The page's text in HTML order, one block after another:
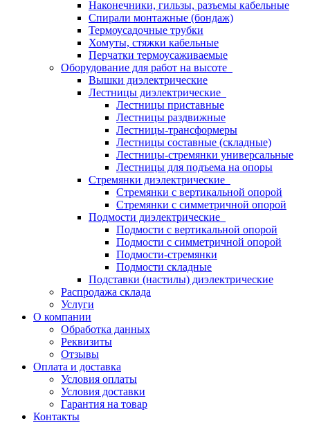
Наконечники, гильзы, разъемы кабельные
Спирали монтажные (бондаж)
Термоусадочные трубки
Хомуты, стяжки кабельные
Перчатки термоусаживаемые
Оборудование для работ на высоте
Вышки диэлектрические
Лестницы диэлектрические
Лестницы приставные
Лестницы раздвижные
Лестницы-трансформеры
Лестницы составные (складные)
Лестницы-стремянки универсальные
Лестницы для подъема на опоры
Стремянки диэлектрические
Стремянки с вертикальной опорой
Стремянки с симметричной опорой
Подмости диэлектрические
Подмости с вертикальной опорой
Подмости с симметричной опорой
Подмости-стремянки
Подмости складные
Подставки (настилы) диэлектрические
Распродажа склада
Услуги
О компании
Обработка данных
Реквизиты
Отзывы
Оплата и доставка
Условия оплаты
Условия доставки
Гарантия на товар
Контакты